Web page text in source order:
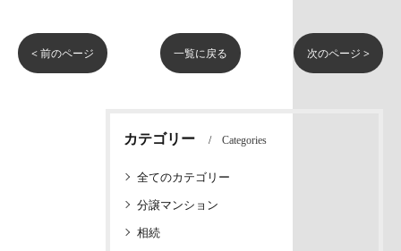
< 前のページ 一覧に戻る 次のページ >
カテゴリー Categories
全てのカテゴリー
分譲マンション
相続